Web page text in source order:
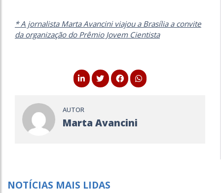
* A jornalista Marta Avancini viajou a Brasília a convite
da organização do Prêmio Jovem Cientista
AUTOR
Marta Avancini
NOTÍCIAS MAIS LIDAS